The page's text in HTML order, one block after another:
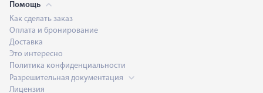
Помощь
Как сделать заказ
Оплата и бронирование
Доставка
Это интересно
Политика конфиденциальности
Разрешительная документация
Лицензия